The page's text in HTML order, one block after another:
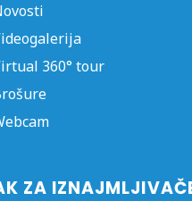
360° tour
ZA